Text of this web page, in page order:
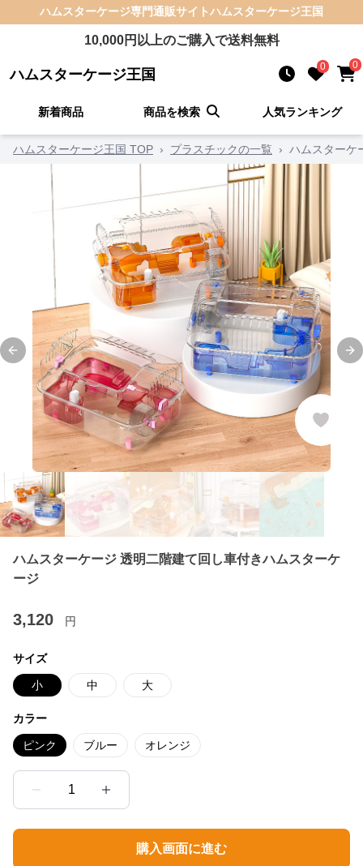
ハムスターケージ専門通販サイトハムスターケージ王国
10,000円以上のご購入で送料無料
ハムスターケージ王国 0 0
新着商品 商品を検索 人気ランキング
ハムスターケージ王国 TOP › プラスチックの一覧 › ハムスターケ
Previous slide
ハムスターケージ 透明二階建て回し車付きハムスターケ
ージ
3,120 円
サイズ
小 中 大
カラー
ピンク ブルー オレンジ
1
購入画面に進む